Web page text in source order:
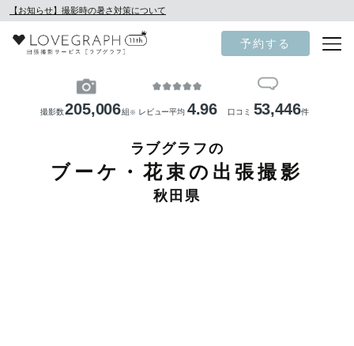
【お知らせ】撮影時の暑さ対策について
予約する
撮影数205,006組 ※ レビュー平均 4.96 口コミ 53,446件
ラブグラフの
ブーケ・花束の出張撮影
秋田県